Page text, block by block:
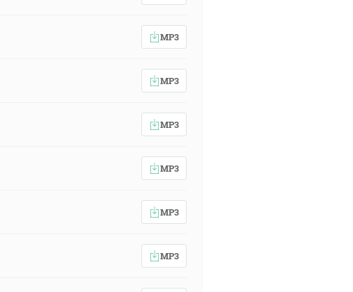
MP3
MP3
MP3
MP3
MP3
MP3